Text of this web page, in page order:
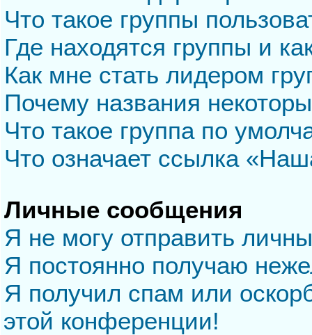
Что такое группы
Где находятся группы и
Как мне стать лидером
Почему названия
Что такое группа по
Что означает ссылка
Личные сообщения
Я не могу отправить
Я постоянно получаю
Я получил спам или
этой конференции!